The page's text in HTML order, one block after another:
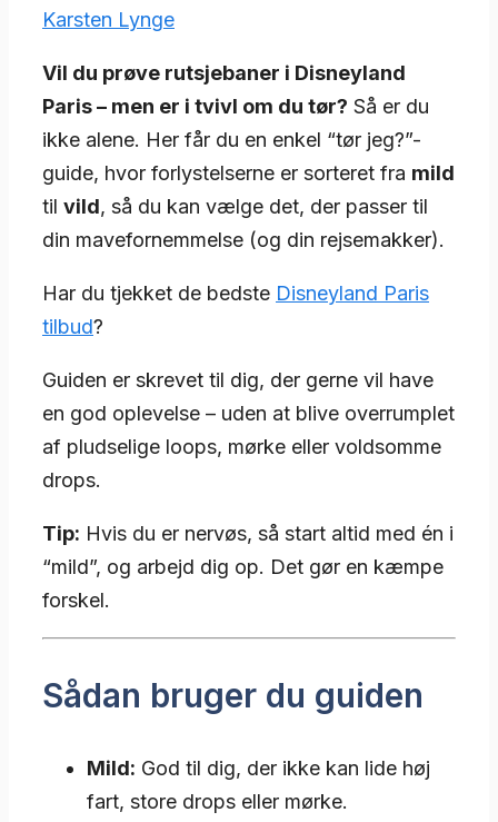
Karsten Lynge
Vil du prøve rutsjebaner i Disneyland
Paris – men er i tvivl om du tør? Så er du
ikke alene. Her får du en enkel “tør jeg?”-
guide, hvor forlystelserne er sorteret fra mild
til vild, så du kan vælge det, der passer til
din mavefornemmelse (og din rejsemakker).
Har du tjekket de bedste Disneyland Paris
tilbud?
Guiden er skrevet til dig, der gerne vil have
en god oplevelse – uden at blive overrumplet
af pludselige loops, mørke eller voldsomme
drops.
Tip: Hvis du er nervøs, så start altid med én i
“mild”, og arbejd dig op. Det gør en kæmpe
forskel.
Sådan bruger du guiden
Mild: God til dig, der ikke kan lide høj
fart, store drops eller mørke.